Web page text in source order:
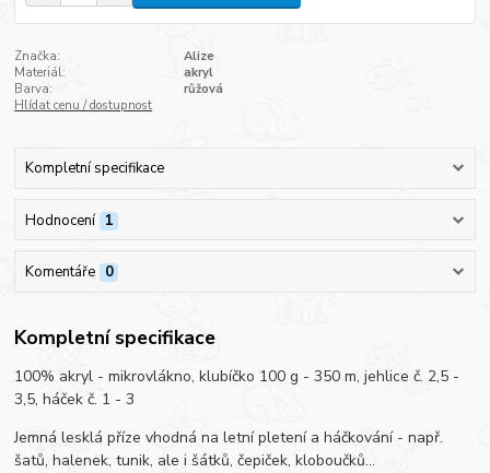
Značka:
Alize
Materiál:
akryl
Barva:
růžová
Hlídat cenu / dostupnost
Kompletní specifikace
Hodnocení 1
Komentáře 0
Kompletní specifikace
100% akryl - mikrovlákno, klubíčko 100 g - 350 m, jehlice č. 2,5 -
3,5, háček č. 1 - 3
Jemná lesklá příze vhodná na letní pletení a háčkování - např.
šatů, halenek, tunik, ale i šátků, čepiček, kloboučků...